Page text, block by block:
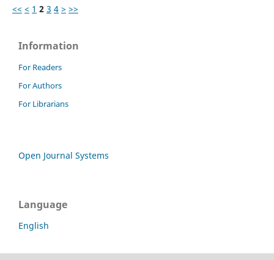
<< < 1 2 3 4 > >>
Information
For Readers
For Authors
For Librarians
Open Journal Systems
Language
English